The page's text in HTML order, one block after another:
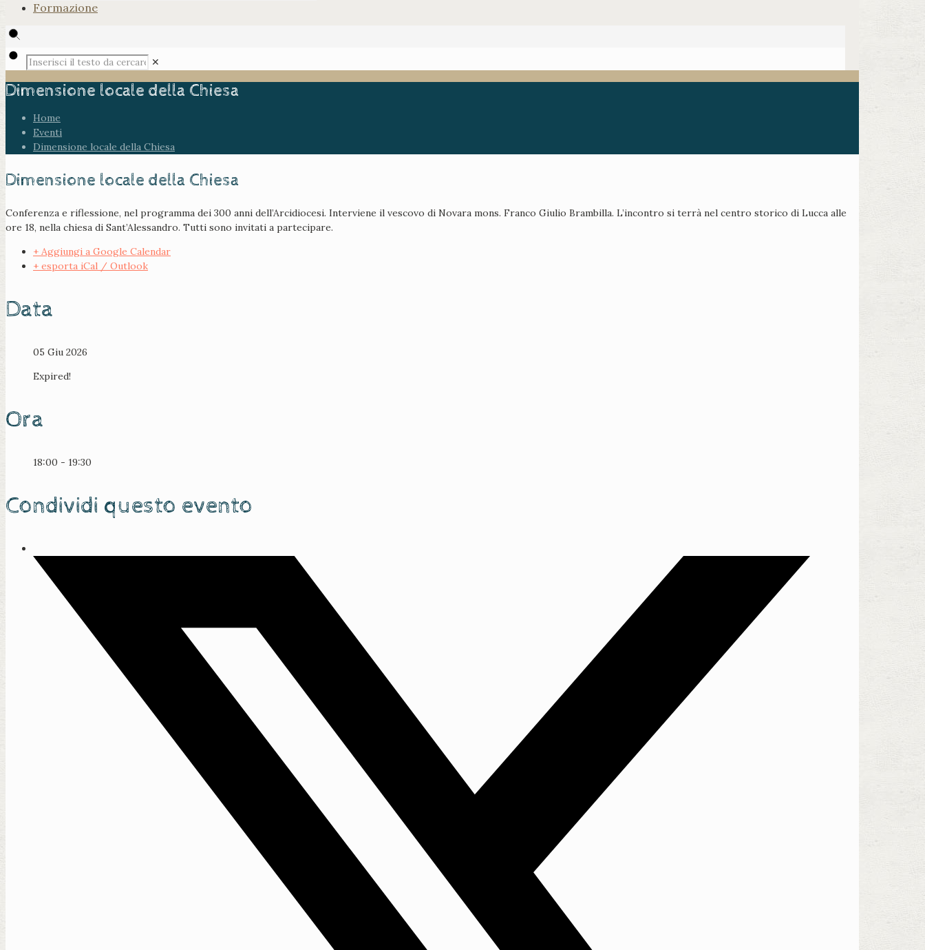
Formazione
✕
Dimensione locale della Chiesa
Home
Eventi
Dimensione locale della Chiesa
Dimensione locale della Chiesa
Conferenza e riflessione, nel programma dei 300 anni dell’Arcidiocesi. Interviene il vescovo di Novara mons. Franco Giulio Brambilla. L’incontro si terrà nel centro storico di Lucca alle
ore 18, nella chiesa di Sant’Alessandro. Tutti sono invitati a partecipare.
+ Aggiungi a Google Calendar
+ esporta iCal / Outlook
Data
05 Giu 2026
Expired!
Ora
18:00 - 19:30
Condividi questo evento